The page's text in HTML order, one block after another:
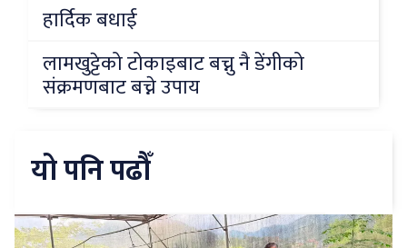
हार्दिक बधाई
लामखुट्टेको टोकाइबाट बच्नु नै डेंगीको
संक्रमणबाट बच्ने उपाय
यो पनि पढौँ